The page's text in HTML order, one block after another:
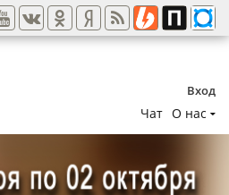
Вход
Чат О нас